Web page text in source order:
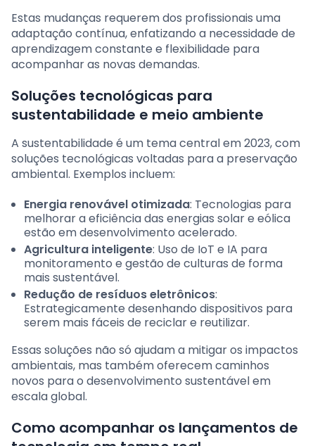
Estas mudanças requerem dos profissionais uma
adaptação contínua, enfatizando a necessidade de
aprendizagem constante e flexibilidade para
acompanhar as novas demandas.
Soluções tecnológicas para
sustentabilidade e meio ambiente
A sustentabilidade é um tema central em 2023, com
soluções tecnológicas voltadas para a preservação
ambiental. Exemplos incluem:
Energia renovável otimizada: Tecnologias para
melhorar a eficiência das energias solar e eólica
estão em desenvolvimento acelerado.
Agricultura inteligente: Uso de IoT e IA para
monitoramento e gestão de culturas de forma
mais sustentável.
Redução de resíduos eletrônicos:
Estrategicamente desenhando dispositivos para
serem mais fáceis de reciclar e reutilizar.
Essas soluções não só ajudam a mitigar os impactos
ambientais, mas também oferecem caminhos
novos para o desenvolvimento sustentável em
escala global.
Como acompanhar os lançamentos de